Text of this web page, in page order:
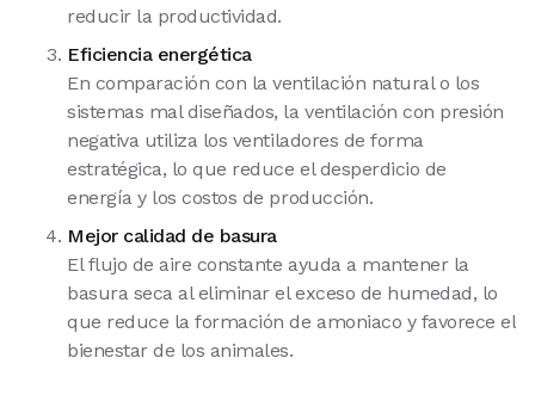
reducir la productividad.
Eficiencia energética
En comparación con la ventilación natural o los
sistemas mal diseñados, la ventilación con presión
negativa utiliza los ventiladores de forma
estratégica, lo que reduce el desperdicio de
energía y los costos de producción.
Mejor calidad de basura
El flujo de aire constante ayuda a mantener la
basura seca al eliminar el exceso de humedad, lo
que reduce la formación de amoniaco y favorece el
bienestar de los animales.